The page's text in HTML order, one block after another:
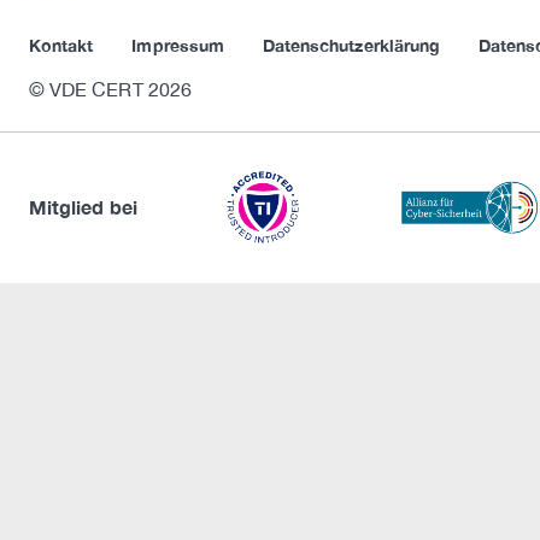
Kontakt Impressum Datenschutzerklärung
© VDE CERT 2026
Mitglied bei